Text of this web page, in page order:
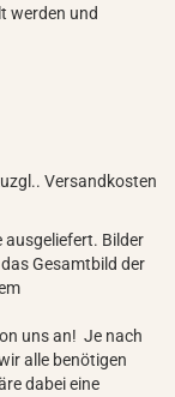
werden und
Versandkosten
ausgeliefert. Bilder
Gesamtbild der
uns an! Je nach
alle benötigen
dabei eine